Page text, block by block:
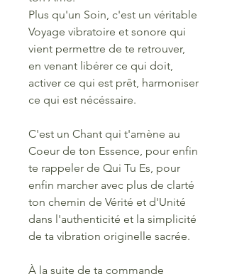
Plus qu'un Soin, c'est un véritable
Voyage vibratoire et sonore qui
vient permettre de te retrouver,
en venant libérer ce qui doit,
activer ce qui est prêt, harmoniser
ce qui est nécéssaire.
C'est un Chant qui t'amène au
Coeur de ton Essence, pour enfin
te rappeler de Qui Tu Es, pour
enfin marcher avec plus de clarté
ton chemin de Vérité et d'Unité
dans l'authenticité et la simplicité
de ta vibration originelle sacrée.
À la suite de ta commande